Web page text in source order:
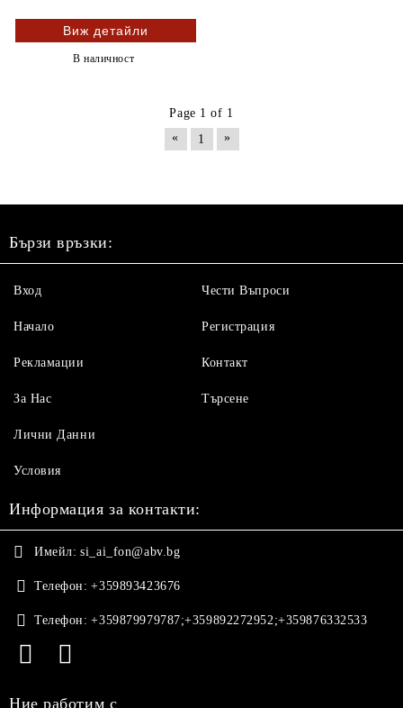
Виж детайли
В наличност
Page 1 of 1
«
1 »
Бързи връзки:
Вход
Начало
Рекламации
За Нас
Чести Въпроси
Регистрация
Контакт
Търсене
Лични Данни
Условия
Информация за контакти:
Имейл: si_ai_fon@abv.bg
Телефон: +359893423676
Телефон: +359879979787;+359892272952;+359876332533
Ние работим с